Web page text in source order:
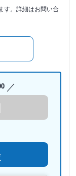
す。詳細はお問い合